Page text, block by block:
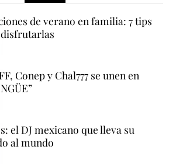
de verano en familia: 7 tips
Conep y Chal777 se unen en
el DJ mexicano que lleva su
al mundo